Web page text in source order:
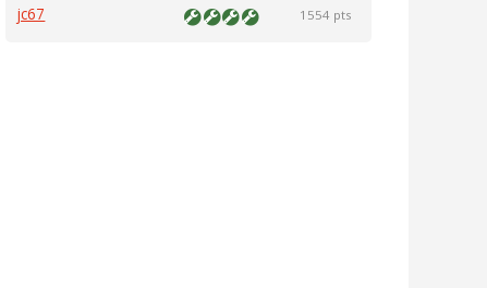
jc67 1554 pts